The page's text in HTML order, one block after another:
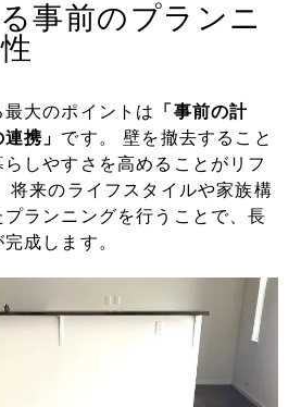
事前のプランニ
大のポイントは
「事前の計
携」 です。 壁を撤去すること
しやすさを高めることがリフ
将来のライフスタイルや家族構
ランニングを行うことで、長
成します。